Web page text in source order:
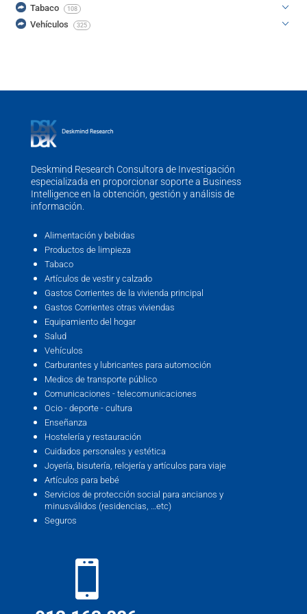
Tabaco 108
Vehículos 325
Deskmind Research Consultora de Investigación
especializada en proporcionar soporte a Business
Intelligence en la obtención, gestión y análisis de
información.
Alimentación y bebidas
Productos de limpieza
Tabaco
Artículos de vestir y calzado
Gastos Corrientes de la vivienda principal
Gastos Corrientes otras viviendas
Equipamiento del hogar
Salud
Vehículos
Carburantes y lubricantes para automoción
Medios de transporte público
Comunicaciones - telecomunicaciones
Ocio - deporte - cultura
Enseñanza
Hostelería y restauración
Cuidados personales y estética
Joyería, bisutería, relojería y artículos para viaje
Artículos para bebé
Servicios de protección social para ancianos y
minusválidos (residencias, …etc)
Seguros